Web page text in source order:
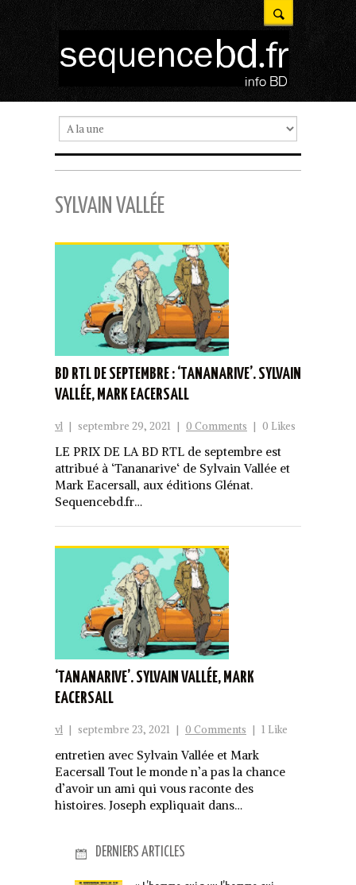
SYLVAIN VALLÉE
BD RTL DE SEPTEMBRE : ‘TANANARIVE’. SYLVAIN
VALLÉE, MARK EACERSALL
vl | septembre 29, 2021 | 0 Comments | 0 Likes
LE PRIX DE LA BD RTL de septembre est
attribué à ‘Tananarive‘ de Sylvain Vallée et
Mark Eacersall, aux éditions Glénat.
Sequencebd.fr…
‘TANANARIVE’. SYLVAIN VALLÉE, MARK
EACERSALL
vl | septembre 23, 2021 | 0 Comments | 1 Like
entretien avec Sylvain Vallée et Mark
Eacersall Tout le monde n’a pas la chance
d’avoir un ami qui vous raconte des
histoires. Joseph expliquait dans…
DERNIERS ARTICLES